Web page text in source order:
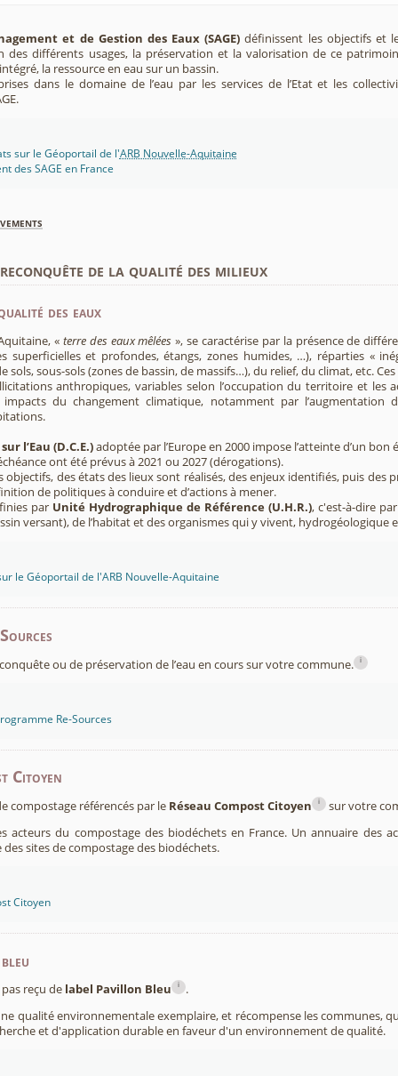
et de Gestion des Eaux (SAGE) définissent les objectifs et
des différents usages, la préservation et la valorisation de ce
la ressource en eau sur un bassin.
dans le domaine de l’eau par les services de l’Etat et les
sur le Géoportail de l'ARB Nouvelle-Aquitaine
des SAGE en France
de la qualité des milieux
des eaux
« terre des eaux mêlées », se caractérise par la présence de
superficielles et profondes, étangs, zones humides, …), réparties «
sols, sous-sols (zones de bassin, de massifs…), du relief, du climat, etc.
anthropiques, variables selon l’occupation du territoire et les
impacts du changement climatique, notamment par l’augmentation
l’Eau (D.C.E.)adoptée par l’Europe en 2000 impose l’atteinte d’un
ont été prévus à 2021 ou 2027 (dérogations).
objectifs, des états des lieux sont réalisés, des enjeux identifiés, puis des
de politiques à conduire et d’actions à mener.
par Unité Hydrographique de Référence (U.H.R.), c'est-à-dire
versant), de l’habitat et des organismes qui y vivent, hydrogéologique
le Géoportail de l'ARB Nouvelle-Aquitaine
ou de préservation de l’eau en cours sur votre commune. i
Re-Sources
Citoyen
compostage référencés par le Réseau Compost Citoyen i
sur votre
acteurs du compostage des biodéchets en France. Un annuaire des
sites de compostage des biodéchets.
Citoyen
reçu de label Pavillon Bleu i
.
qualité environnementale exemplaire, et récompense les communes,
et d'application durable en faveur d'un environnement de qualité.